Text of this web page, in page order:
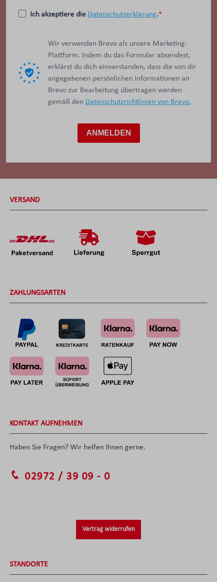
Ich akzeptiere die Datenschutzerklärung.
Wir verwenden Brevo als unsere Marketing-
Plattform. Indem du das Formular absendest,
erklärst du dich einverstanden, dass die von dir
angegebenen persönlichen Informationen an
Brevo zur Bearbeitung übertragen werden
gemäß den Datenschutzrichtlinien von Brevo.
ANMELDEN
VERSAND
ZAHLUNGSARTEN
KONTAKT AUFNEHMEN
Haben Sie Fragen? Wir helfen Ihnen gerne.
02972 / 39 09 - 0
Vertrag widerrufen
STANDORTE